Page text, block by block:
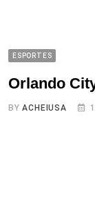
ESPORTES
Orlando
BYACHEIUSA